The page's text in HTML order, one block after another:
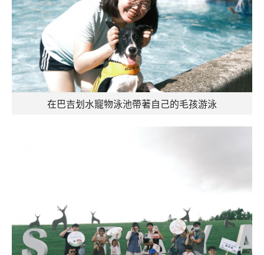
在巴吉划水寵物泳池帶著自己的毛孩游泳